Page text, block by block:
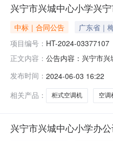
兴宁市兴城中心小学兴
中标｜合同公告 广东省｜
项目编号： HT-2024-03377107
正文内容： 公告内容：兴宁市
市兴城中心小学联
发布时间： 2024-06-03 16:22
相关产品：
柜式空调机 空调
兴宁市兴城中心小学办